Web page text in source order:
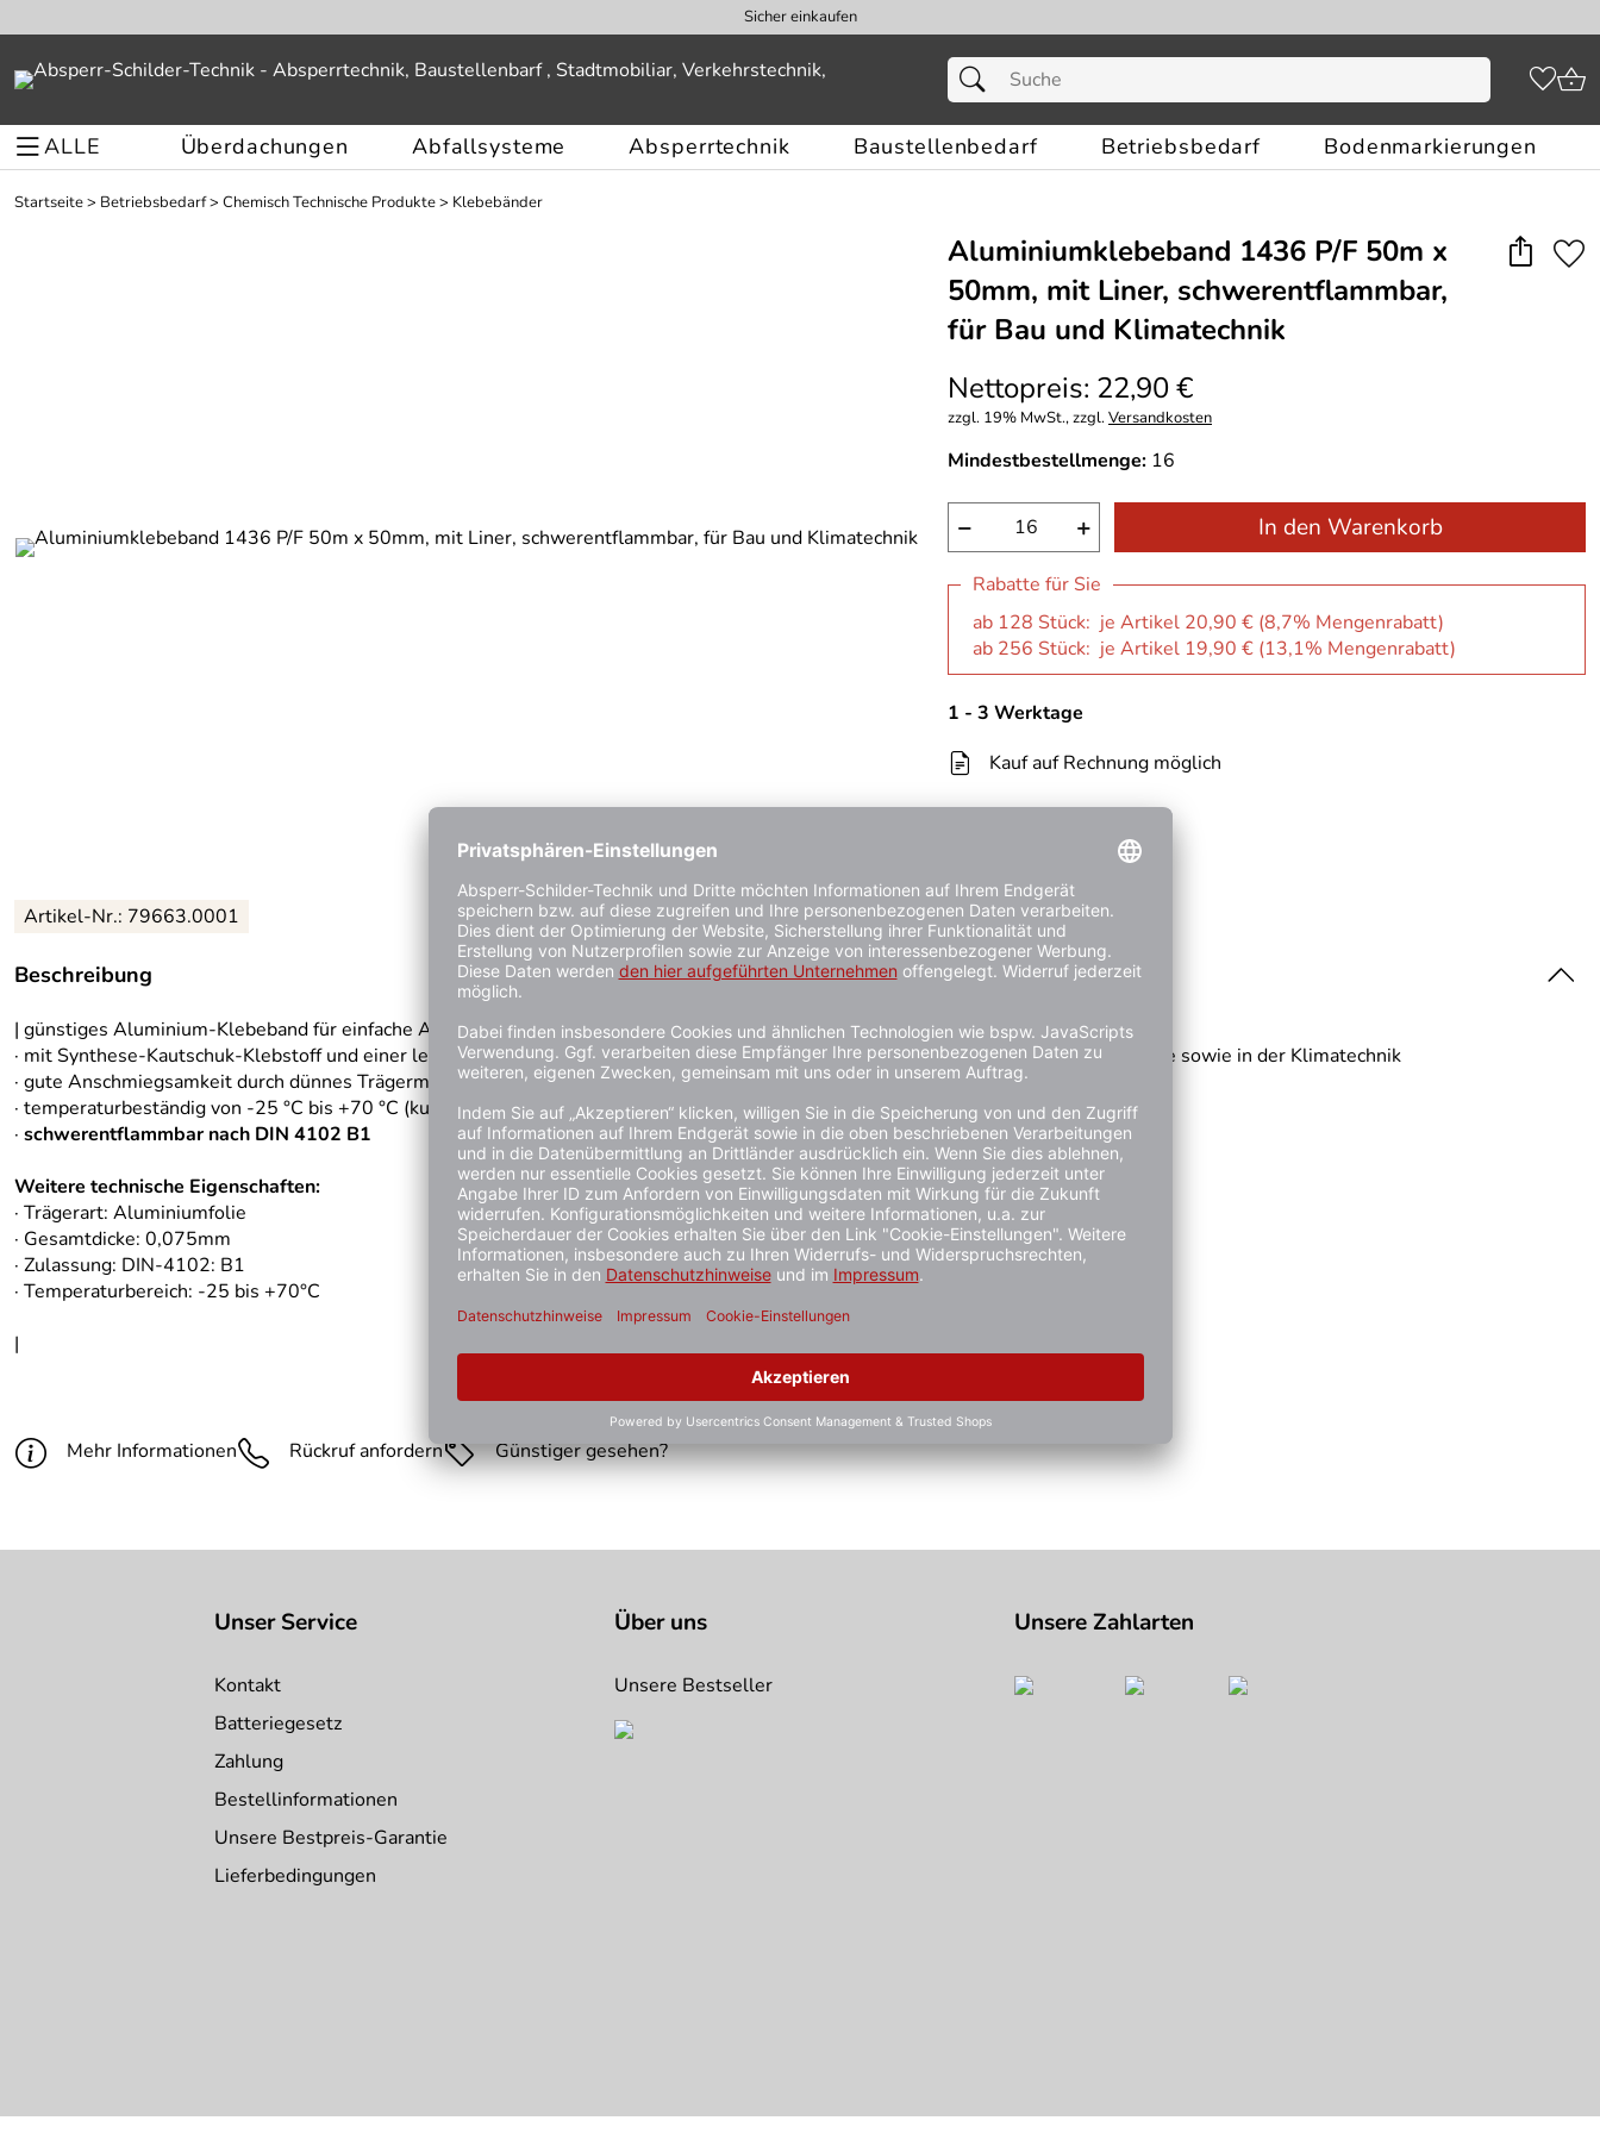
Sicher einkaufen
ALLE Überdachungen Abfallsysteme Absperrtechnik Baustellenbedarf Betriebsbedarf Bodenmarkierungen
Startseite> Betriebsbedarf> Chemisch Technische Produkte> Klebebänder
Aluminiumklebeband 1436 P/F 50m x
50mm, mit Liner, schwerentflammbar,
für Bau und Klimatechnik
Nettopreis: 22,90 €
zzgl. 19% MwSt., zzgl.Versandkosten
Mindestbestellmenge: 16
− + In den Warenkorb
Rabatte für Sie
ab 128 Stück: je Artikel 20,90 € (8,7% Mengenrabatt)
ab 256 Stück: je Artikel 19,90 € (13,1% Mengenrabatt)
1 - 3 Werktage
Kauf auf Rechnung möglich
Artikel-Nr.: 79663.0001
Beschreibung
| günstiges Aluminium-Klebeband für einfache Anwendungen
· mit Synthese-Kautschuk-Klebstoff und einer leicht zu entfernenden Schutzabdeckung zur Abdichtung und Isolation in der Bauindustrie sowie in der Klimatechnik
· gute Anschmiegsamkeit durch dünnes Trägermaterial
· temperaturbeständig von -25 °C bis +70 °C (kurzfristig bis +100 ºC)
· schwerentflammbar nach DIN 4102 B1
Weitere technische Eigenschaften:
· Trägerart: Aluminiumfolie
· Gesamtdicke: 0,075mm
· Zulassung: DIN-4102: B1
· Temperaturbereich: -25 bis +70°C
|
Mehr Informationen Rückruf anfordern Günstiger gesehen?
Unser Service
Kontakt
Batteriegesetz
Zahlung
Bestellinformationen
Unsere Bestpreis-Garantie
Lieferbedingungen
Über uns
Unsere Bestseller
Unsere Zahlarten